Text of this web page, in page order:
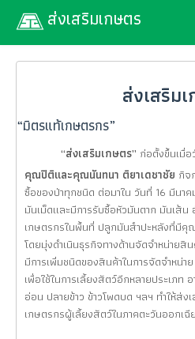
ส่งเสริมเกษตร
ส่งเสริม
“มิตรแท้เกษตรกร”
“ส่งเสริมเกษตร” ก่อตั้งขึ้นเมื่
คุณปิติและคุณนันทนา ติยาเดชาชัย กิจ
ซื้อของป่าทุกชนิด ต่อมาใน วันที่ 16 มีนา
มันเม็ดและมีการรับซื้อหัวมันตาก มันเส้
เกษตรกรในพื้นที่ ปลูกมันสำปะหลังที่มีคุ
โดยมุ่งดำเนินธุรกิจทางด้านจัดจำหน่ายสิ
มีการเพิ่มชนิดของสินค้าในการจัดจำหน่า
เพื่อใช้ในการเลี้ยงสัตว์อีกหลายประเภท
อ่อน ปลายข้าว ข้าวโพดบด ฯลฯ ทำให้ส่ง
เกษตรกรผู้เลี้ยงสัตว์ในภาคตะวันออกเฉี